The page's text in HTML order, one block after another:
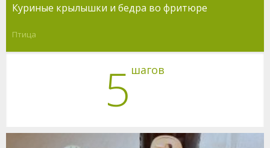
Куриные крылышки и бедра во фритюре
Птица
5 шагов